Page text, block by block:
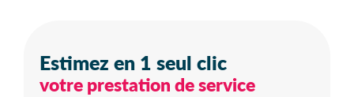
Estimez en 1 seul clic
votre prestation de service